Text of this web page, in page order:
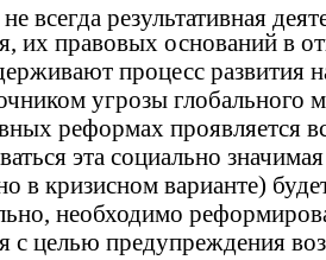
всегда результативная
их правовых оснований в
процесс развития
угрозы глобального
реформах проявляется
эта социально
в кризисном варианте)
необходимо
с целью предупреждения